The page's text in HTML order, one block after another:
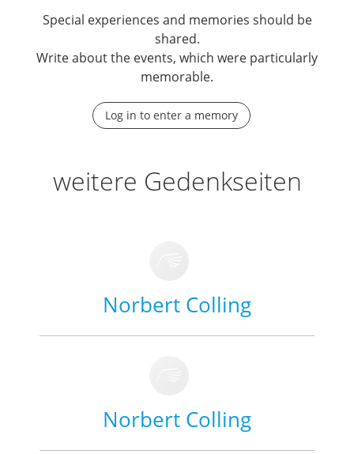
Special experiences and memories should be
shared.
Write about the events, which were particularly
memorable.
Log in to enter a memory
weitere Gedenkseiten
Norbert Colling
Norbert Colling